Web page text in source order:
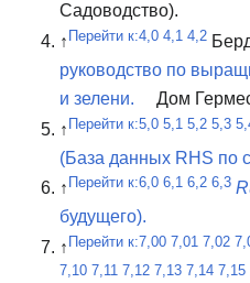
Садоводство).
↑ Перейти к:4,0 4,1 4,2
руководство по
и зелени.
Дом
↑ Перейти к:5,0 5,1 5,2 5,3
(База данных RHS по
↑ Перейти к:6,0 6,1 6,2 6,3
будущего).
↑ Перейти к:7,00 7,01 7,02
7,10 7,11 7,12 7,13 7,14 7,15